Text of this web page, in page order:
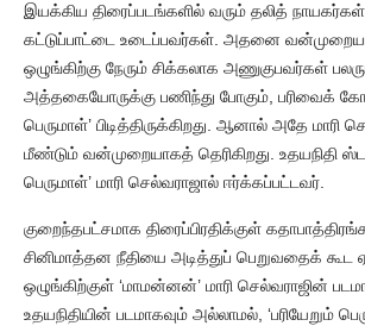
இயக்கிய திரைப்படங்களில் வரும் தலித்
கட்டுப்பாட்டை உடைப்பவர்கள். அதனை
ஒழுங்கிற்கு நேரும் சிக்கலாக அணுகுபவர்கள்
அத்தகையோருக்கு பணிந்து போகும், பரிவைக்
பெருமாள்’ பிடித்திருக்கிறது. ஆனால் அதே மாரி
மீண்டும் வன்முறையாகத் தெரிகிறது. உதயநிதி
பெருமாள்’ மாரி செல்வராஜால் ஈர்க்கப்பட்டவர்.
குறைந்தபட்சமாக திரைப்பிரதிக்குள்
சினிமாத்தன நீதியை அடித்துப் பெறுவதைக் கூட
ஒழுங்கிற்குள் ‘மாமன்னன்’ மாரி செல்வராஜின்
உதயநிதியின் படமாகவும் அல்லாமல், ‘பரியேறும்